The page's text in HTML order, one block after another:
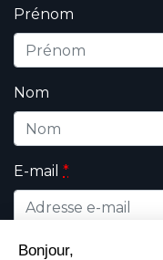
Prénom
Nom
E-mail *
Vous êtes ?